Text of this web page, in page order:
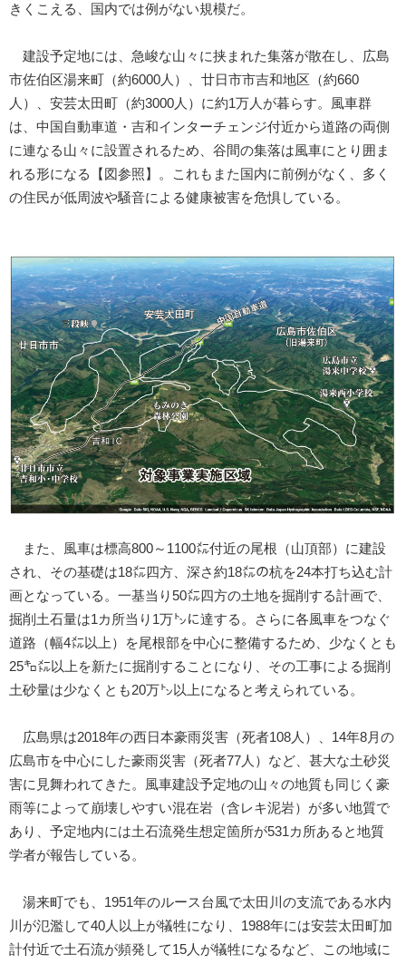
きくこえる、国内では例がない規模だ。
建設予定地には、急峻な山々に挟まれた集落が散在し、広島
市佐伯区湯来町（約6000人）、廿日市市吉和地区（約660
人）、安芸太田町（約3000人）に約1万人が暮らす。風車群
は、中国自動車道・吉和インターチェンジ付近から道路の両側
に連なる山々に設置されるため、谷間の集落は風車にとり囲ま
れる形になる【図参照】。これもまた国内に前例がなく、多く
の住民が低周波や騒音による健康被害を危惧している。
また、風車は標高800～1100㍍付近の尾根（山頂部）に建設
され、その基礎は18㍍四方、深さ約18㍍の杭を24本打ち込む計
画となっている。一基当り50㍍四方の土地を掘削する計画で、
掘削土石量は1カ所当り1万㌧に達する。さらに各風車をつなぐ
道路（幅4㍍以上）を尾根部を中心に整備するため、少なくとも
25㌔㍍以上を新たに掘削することになり、その工事による掘削
土砂量は少なくとも20万㌧以上になると考えられている。
広島県は2018年の西日本豪雨災害（死者108人）、14年8月の
広島市を中心にした豪雨災害（死者77人）など、甚大な土砂災
害に見舞われてきた。風車建設予定地の山々の地質も同じく豪
雨等によって崩壊しやすい混在岩（含レキ泥岩）が多い地質で
あり、予定地内には土石流発生想定箇所が531カ所あると地質
学者が報告している。
湯来町でも、1951年のルース台風で太田川の支流である水内
川が氾濫して40人以上が犠牲になり、1988年には安芸太田町加
計付近で土石流が頻発して15人が犠牲になるなど、この地域に